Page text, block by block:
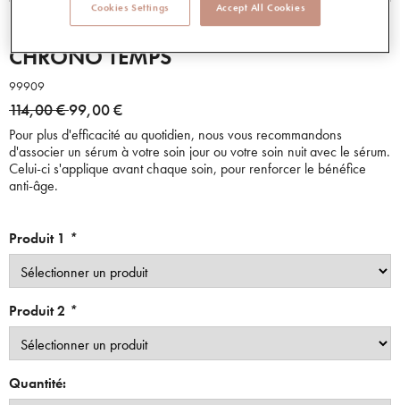
DUO SERUM+SOIN AU CHOIX
CHRONO TEMPS
99909
Price reduced from
114,00 €to
99,00 €
Pour plus d'efficacité au quotidien, nous vous recommandons
d'associer un sérum à votre soin jour ou votre soin nuit avec le sérum.
Celui-ci s'applique avant chaque soin, pour renforcer le bénéfice
anti-âge.
Produit 1 *
Produit 2 *
Quantité:
Accept All Cookies
Cookies Settings